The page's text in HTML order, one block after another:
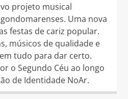
projeto musical
Uma nova
festas de cariz popular.
músicos de qualidade e
tudo para dar certo.
o Segundo Céu ao longo
de Identidade NoAr.